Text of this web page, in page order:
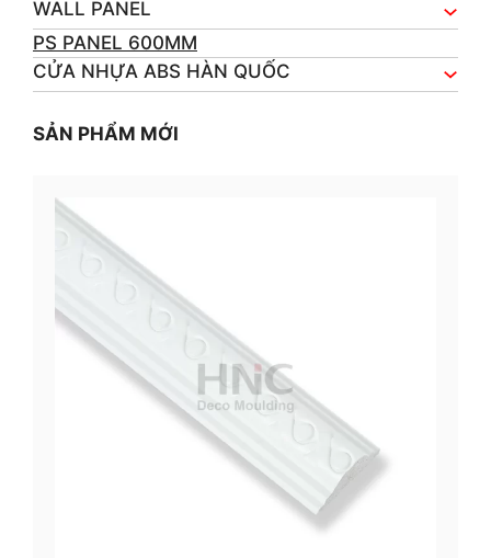
WALL PANEL
PS PANEL 600MM
CỬA NHỰA ABS HÀN QUỐC
SẢN PHẨM MỚI